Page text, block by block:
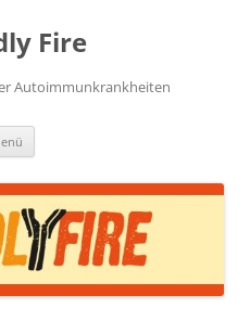
Fire
Autoimmunkrankheiten